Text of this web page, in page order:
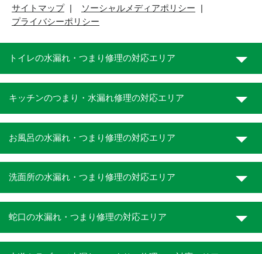
サイトマップ
ソーシャルメディアポリシー
プライバシーポリシー
トイレの水漏れ・つまり修理の対応エリア
キッチンのつまり・水漏れ修理の対応エリア
お風呂の水漏れ・つまり修理の対応エリア
洗面所の水漏れ・つまり修理の対応エリア
蛇口の水漏れ・つまり修理の対応エリア